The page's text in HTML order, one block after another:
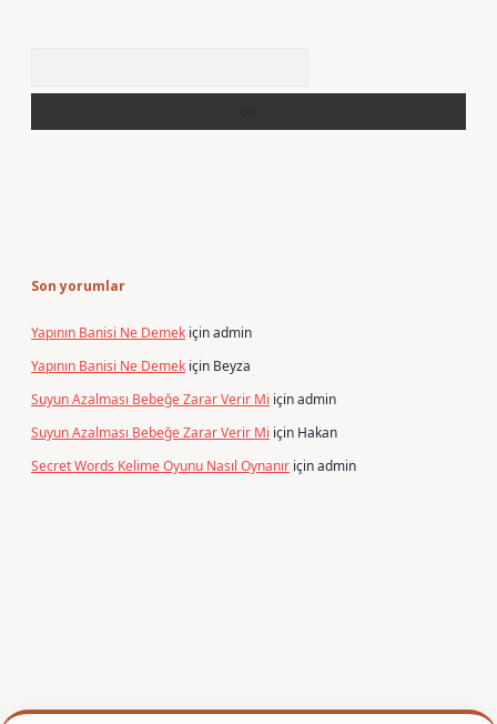
Son yorumlar
Yapının Banisi Ne Demek içinadmin
Yapının Banisi Ne Demek için Beyza
Suyun Azalması Bebeğe Zarar Verir Mi içinadmin
Suyun Azalması Bebeğe Zarar Verir Mi için Hakan
Secret Words Kelime Oyunu Nasıl Oynanır içinadmin